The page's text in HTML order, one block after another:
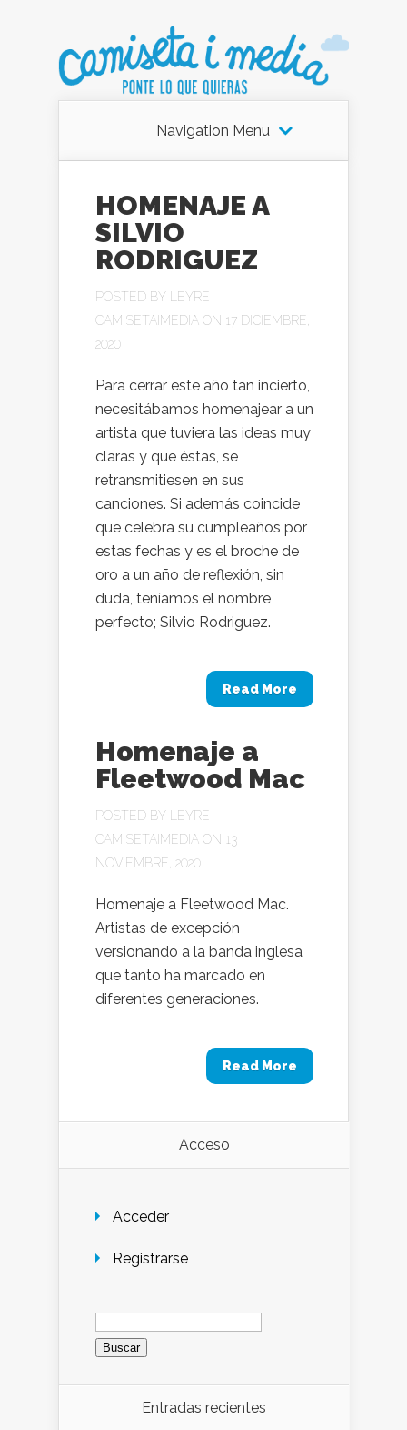
Navigation Menu
HOMENAJE A
SILVIO
RODRIGUEZ
POSTED BY
LEYRE
CAMISETAIMEDIA ON 17 DICIEMBRE,
2020
Para cerrar este año tan incierto,
necesitábamos homenajear a un
artista que tuviera las ideas muy
claras y que éstas, se
retransmitiesen en sus
canciones. Si además coincide
que celebra su cumpleaños por
estas fechas y es el broche de
oro a un año de reflexión, sin
duda, teníamos el nombre
perfecto; Silvio Rodriguez.
Read More
Homenaje a
Fleetwood Mac
POSTED BY
LEYRE
CAMISETAIMEDIA ON 13
NOVIEMBRE, 2020
Homenaje a Fleetwood Mac.
Artistas de excepción
versionando a la banda inglesa
que tanto ha marcado en
diferentes generaciones.
Read More
Acceso
Acceder
Registrarse
Buscar:
Entradas recientes